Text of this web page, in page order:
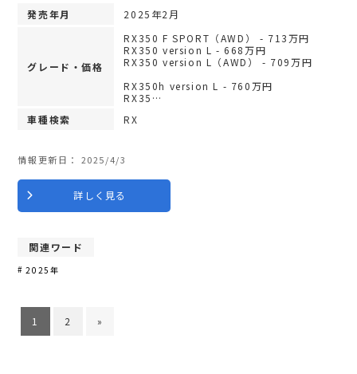
発売年月 2025年2月
グレード・価格
RX350 F SPORT（AWD） - 713万円
RX350 version L - 668万円
RX350 version L（AWD） - 709万円
RX350h version L - 760万円
RX35…
車種検索
RX
情報更新日： 2025/4/3
詳しく見る
関連ワード
2025年
1 2 »